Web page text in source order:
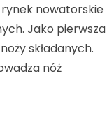
nowatorskie
Jako pierwsza
składanych.
nóż